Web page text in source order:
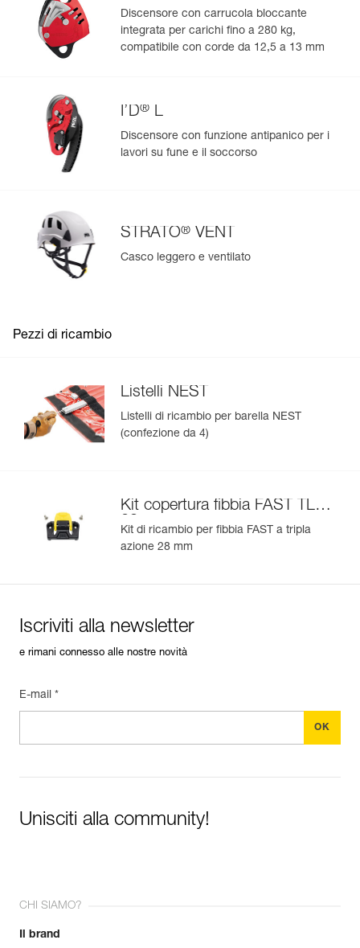
Per saperne di più
Discensore con carrucola bloccante
integrata per carichi fino a 280 kg,
compatibile con corde da 12,5 a 13 mm
I’D® L
Discensore con funzione antipanico per i
lavori su fune e il soccorso
STRATO® VENT
Casco leggero e ventilato
Pezzi di ricambio
Listelli NEST
Listelli di ricambio per barella NEST
(confezione da 4)
Kit copertura fibbia FAST TL
28 mm
Kit di ricambio per fibbia FAST a tripla
azione 28 mm
Iscriviti alla newsletter
e rimani connesso alle nostre novità
E-mail *
Unisciti alla community!
CHI SIAMO?
Il brand